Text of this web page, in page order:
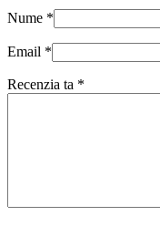
Nume *
Email *
Recenzia ta *